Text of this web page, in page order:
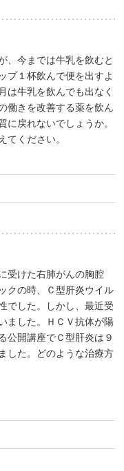
、今までは牛乳を飲むと
プ１杯飲んで便を出すよ
は牛乳を飲んでも出なく
働きを改善する薬を飲ん
に戻れないでしょうか。
てください。
受けた右肺がんの胸腔
クの時、Ｃ型肝炎ウイル
でした。しかし、最近受
ました。ＨＣＶ抗体が陽
公開講座でＣ型肝炎は９
した。どのような治療方